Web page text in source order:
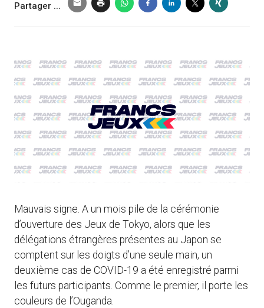
Partager ...
Mauvais signe. A un mois pile de la cérémonie
d’ouverture des Jeux de Tokyo, alors que les
délégations étrangères présentes au Japon se
comptent sur les doigts d’une seule main, un
deuxième cas de COVID-19 a été enregistré parmi
les futurs participants. Comme le premier, il porte les
couleurs de l’Ouganda.